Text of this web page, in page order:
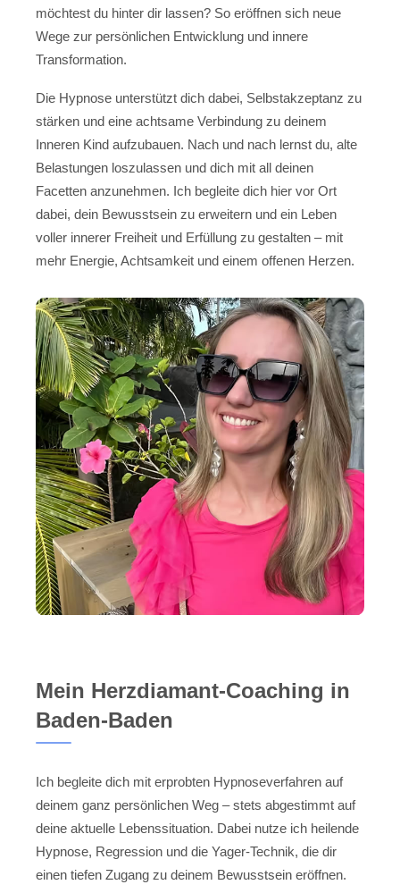
möchtest du hinter dir lassen? So eröffnen sich neue
Wege zur persönlichen Entwicklung und innere
Transformation.
Die Hypnose unterstützt dich dabei, Selbstakzeptanz zu
stärken und eine achtsame Verbindung zu deinem
Inneren Kind aufzubauen. Nach und nach lernst du, alte
Belastungen loszulassen und dich mit all deinen
Facetten anzunehmen. Ich begleite dich hier vor Ort
dabei, dein Bewusstsein zu erweitern und ein Leben
voller innerer Freiheit und Erfüllung zu gestalten – mit
mehr Energie, Achtsamkeit und einem offenen Herzen.
Mein Herzdiamant-Coaching in
Baden-Baden
Ich begleite dich mit erprobten Hypnoseverfahren auf
deinem ganz persönlichen Weg – stets abgestimmt auf
deine aktuelle Lebenssituation. Dabei nutze ich heilende
Hypnose, Regression und die Yager-Technik, die dir
einen tiefen Zugang zu deinem Bewusstsein eröffnen.